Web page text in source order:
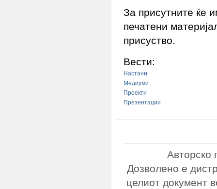
За присутните ќе
печатени
присуство.
Вести:
Настани
Медиуми
Проекти
Презентации
Авторско
Дозволено е
целиот документ